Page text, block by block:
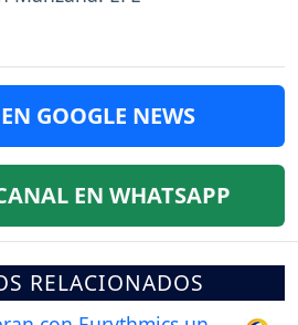
GOOGLE NEWS
EN WHATSAPP
RELACIONADOS